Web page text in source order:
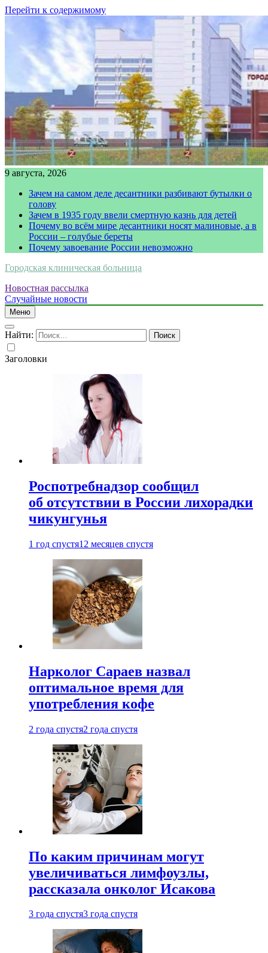
Перейти к содержимому
9 августа, 2026
Зачем на самом деле десантники разбивают бутылки о
голову
Зачем в 1935 году ввели смертную казнь для детей
Почему во всём мире десантники носят малиновые, а в
России – голубые береты
Почему завоевание России невозможно
Городская клиническая больница
Новостная рассылка
Случайные новости
Меню
Найти:
Заголовки
Роспотребнадзор сообщил
об отсутствии в России лихорадки
чикунгунья
1 год спустя12 месяцев спустя
Нарколог Сараев назвал
оптимальное время для
употребления кофе
2 года спустя2 года спустя
По каким причинам могут
увеличиваться лимфоузлы,
рассказала онколог Исакова
3 года спустя3 года спустя